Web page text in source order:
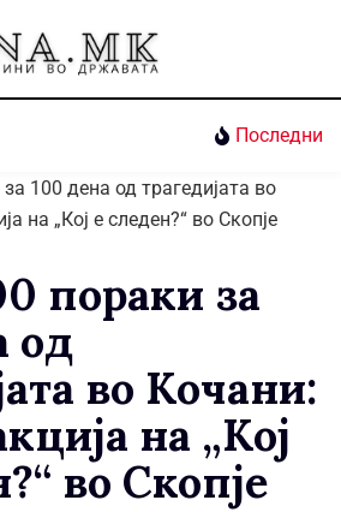
Последни
пораки за
од
во Кочани:
на „Кој
во Скопје